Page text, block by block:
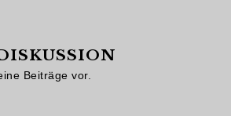
Beiträge vor.